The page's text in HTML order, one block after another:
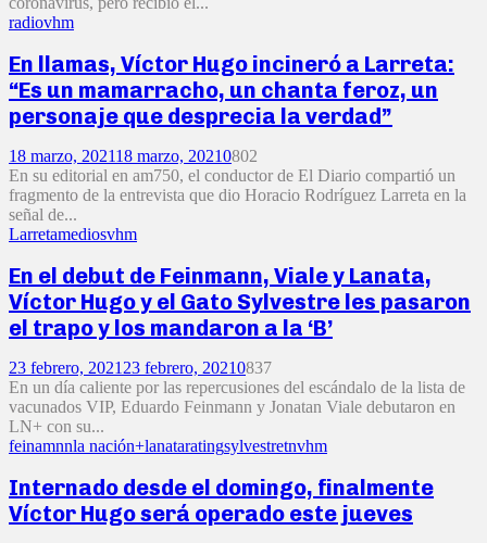
radiovhm
En llamas, Víctor Hugo incineró a Larreta:
“Es un mamarracho, un chanta feroz, un
personaje que desprecia la verdad”
18 marzo, 202118 marzo, 20210802
En su editorial en am750, el conductor de El Diario compartió un
fragmento de la entrevista que dio Horacio Rodríguez Larreta en la
señal de...
Larretamediosvhm
En el debut de Feinmann, Viale y Lanata,
Víctor Hugo y el Gato Sylvestre les pasaron
el trapo y los mandaron a la ‘B’
23 febrero, 2021 23 febrero, 20210837
En un día caliente por las repercusiones del escándalo de la lista de
vacunados VIP, Eduardo Feinmann y Jonatan Viale debutaron en
LN+ con su...
feinamnnla nación+lanataratingsylvestretnvhm
Internado desde el domingo, finalmente
Víctor Hugo será operado este jueves